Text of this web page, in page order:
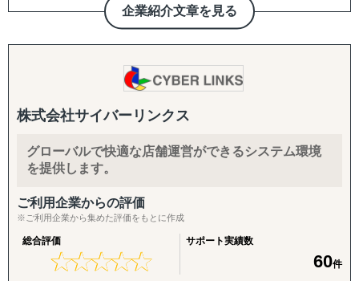
企業紹介文章を見る
リューションを創造し提供する、
ソリューション・プロバイダーです。
常に最新技術を利用した新たなソリューションを創造する
とともに、お客様の思いを形にすることで、お客様に満足
していただけるソリューションを提供していきます。
株式会社サイバーリンクス
グローバルで快適な店舗運営ができるシステム環境
を提供します。
ご利用企業からの評価
※ご利用企業から集めた評価をもとに作成
総合評価
★★★★★
★★★★★
サポート実績数
60件